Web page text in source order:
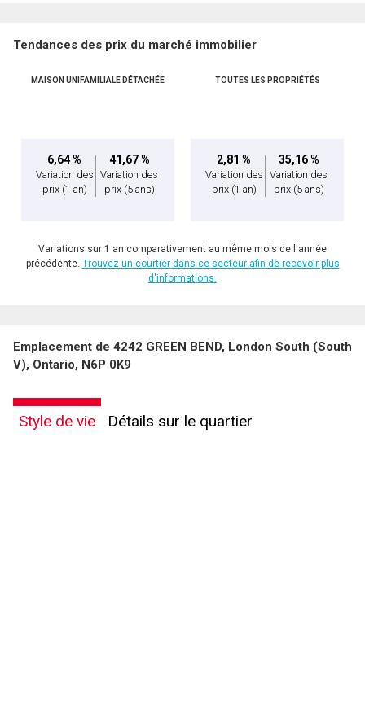
Tendances des prix du marché immobilier
MAISON UNIFAMILIALE DÉTACHÉE
6,64 %
Variation des
prix (1 an)
41,67 %
Variation des
prix (5 ans)
TOUTES LES PROPRIÉTÉS
2,81 %
Variation des
prix (1 an)
35,16 %
Variation des
prix (5 ans)
Variations sur 1 an comparativement au même mois de l'année
précédente. Trouvez un courtier dans ce secteur afin de recevoir plus
d'informations.
Emplacement de 4242 GREEN BEND, London South (South
V), Ontario, N6P 0K9
Style de vie Détails sur le quartier